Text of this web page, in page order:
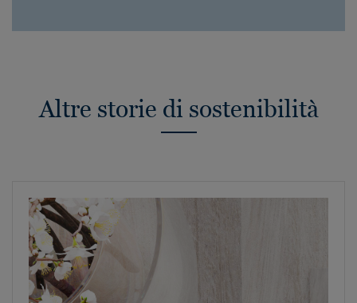
Altre storie di sostenibilità